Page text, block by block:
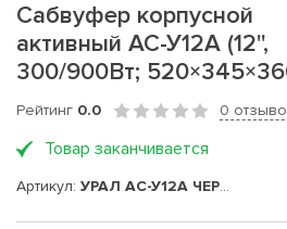
Сабвуфер корпусной
активный АС-У12А (12'',
300/900Вт;
Рейтинг 0.0 0
Товар заканчивается
Артикул: УРАЛ АС-У12А ЧЕРНЫЙ